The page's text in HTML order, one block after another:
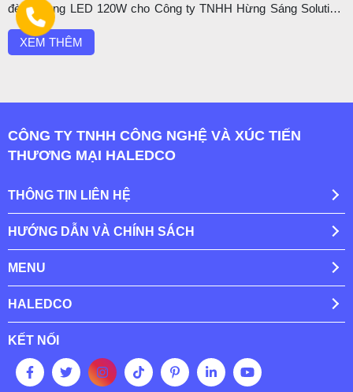
đèn đường LED 120W cho Công ty TNHH Hừng Sáng Solution,
một đơn vị thi công hệ thống điện uy tín tại TP. Hồ Chí Minh.
Điểm đặc biệt của dự án này nằm ở chỗ: toàn bộ đèn đều ...
XEM THÊM
CÔNG TY TNHH CÔNG NGHỆ VÀ XÚC TIẾN
THƯƠNG MẠI HALEDCO
THÔNG TIN LIÊN HỆ
HƯỚNG DẪN VÀ CHÍNH SÁCH
MENU
HALEDCO
KẾT NỐI